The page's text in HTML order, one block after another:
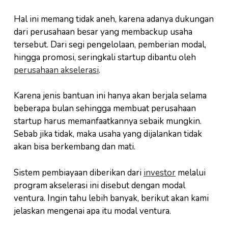
Hal ini memang tidak aneh, karena adanya dukungan
dari perusahaan besar yang membackup usaha
tersebut. Dari segi pengelolaan, pemberian modal,
hingga promosi, seringkali startup dibantu oleh
perusahaan akselerasi.
Karena jenis bantuan ini hanya akan berjala selama
beberapa bulan sehingga membuat perusahaan
startup harus memanfaatkannya sebaik mungkin.
Sebab jika tidak, maka usaha yang dijalankan tidak
akan bisa berkembang dan mati.
Sistem pembiayaan diberikan dari investor melalui
program akselerasi ini disebut dengan modal
ventura. Ingin tahu lebih banyak, berikut akan kami
jelaskan mengenai apa itu modal ventura.